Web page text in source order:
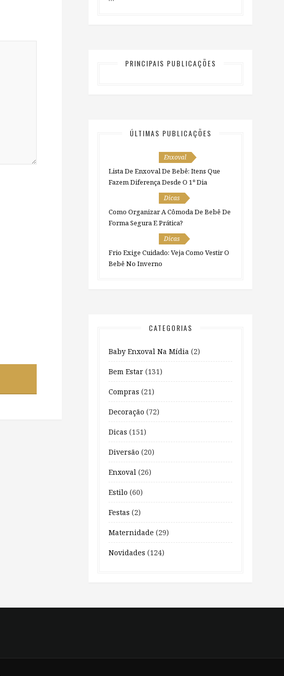
PRINCIPAIS PUBLICAÇÕES
ÚLTIMAS PUBLICAÇÕES
Enxoval
Lista De Enxoval De Bebê: Itens Que
Fazem Diferença Desde O 1º Dia
Dicas
Como Organizar A Cômoda De Bebê De
Forma Segura E Prática?
Dicas
Frio Exige Cuidado: Veja Como Vestir O
Bebê No Inverno
CATEGORIAS
Baby Enxoval Na Mídia (2)
Bem Estar (131)
Compras (21)
Decoração (72)
Dicas (151)
Diversão (20)
Enxoval (26)
Estilo (60)
Festas (2)
Maternidade (29)
Novidades (124)